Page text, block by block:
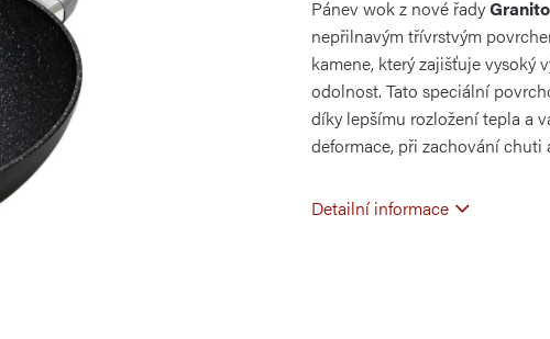
Pánev wok z nové řadyGranito
nepřilnavým třívrstvým
kamene, který zajišťuje vysoký
odolnost. Tato speciální
díky lepšímu rozložení tepla a
deformace, při zachování chuti
Detailní informace